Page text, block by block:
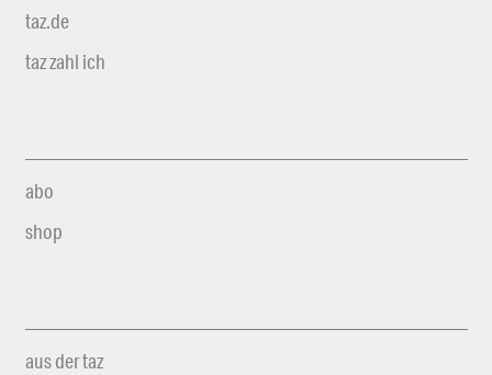
taz.de
taz zahl ich
abo
shop
aus der taz